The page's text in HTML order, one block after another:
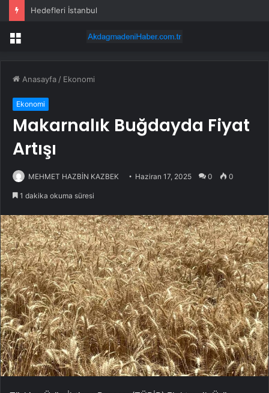
Hedefleri İstanbul
Menü
Anasayfa / Ekonomi
Ekonomi
Makarnalık Buğdayda Fiyat
Artışı
MEHMET HAZBİN KAZBEK Haziran 17, 2025 0 0
1 dakika okuma süresi